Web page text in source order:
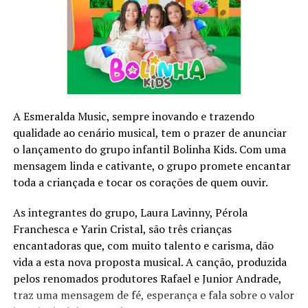
poder ser decretado em três situações:
Comoção grave de repercussão nacional;
Fracasso das medidas tomadas no estado de defesa;
Declaração de guerra ou resposta à agressão armada
estrangeira.
O decreto do estado de sítio só acontece se o presidente
seguir o seguinte roteiro: primeiro, ele deve consultar o
Conselho da República e o Conselho da Defesa. Uma vez
feita a consulta (o papel dos dois conselhos é apenas
opinativo), o presidente deve encaminhar pedido de
O estado de sítio só pode ser implantado no Brasil caso
seja aprovado no Congresso Nacional.
O estado de sítio só pode ser implantado no Brasil caso
seja aprovado no Congresso Nacional.
O Congresso Nacional deve reunir-se em até cinco dias
A Esmeralda Music, sempre inovando e trazendo
qualidade ao cenário musical, tem o prazer de anunciar
o lançamento do grupo infantil Bolinha Kids. Com uma
mensagem linda e cativante, o grupo promete encantar
toda a criançada e tocar os corações de quem ouvir.
As integrantes do grupo, Laura Lavinny, Pérola
Franchesca e Yarin Cristal, são três crianças
encantadoras que, com muito talento e carisma, dão
vida a esta nova proposta musical. A canção, produzida
pelos renomados produtores Rafael e Junior Andrade,
traz uma mensagem de fé, esperança e fala sobre o valor